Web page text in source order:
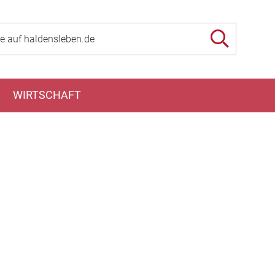
WIRTSCHAFT